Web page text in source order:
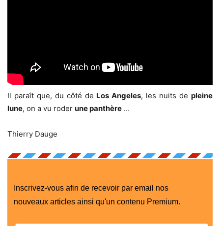
Il paraît que, du côté de Los Angeles, les nuits depleine
lune, on a vu roder une panthère …
Thierry Dauge
Inscrivez-vous afin de recevoir par email nos
nouveaux articles ainsi qu'un contenu Premium.